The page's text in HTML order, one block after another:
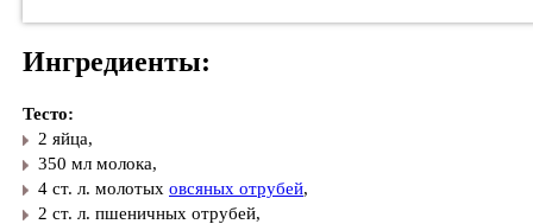
Ингредиенты:
Тесто:
2 яйца,
350 мл молока,
4 ст. л. молотых овсяных отрубей,
2 ст. л. пшеничных отрубей,